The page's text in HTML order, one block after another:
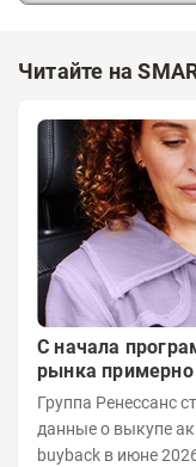
Читайте на
С начала
рынка примерно
Группа Ренессанс
данные о выкупе
buyback в июне